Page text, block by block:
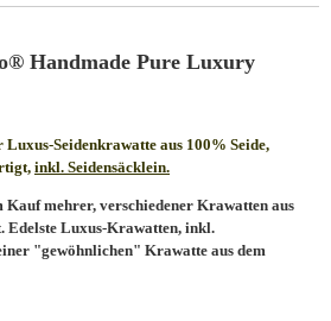
Handmade Pure Luxury
Luxus-Seidenkrawatte aus 100% Seide,
inkl. Seidensäcklein.
Kauf mehrer, verschiedener Krawatten aus
Edelste Luxus-Krawatten, inkl.
"gewöhnlichen" Krawatte aus dem